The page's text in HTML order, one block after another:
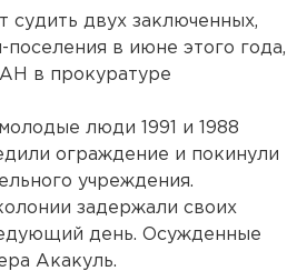
двух заключенных,
в июне этого года,
в прокуратуре
люди 1991 и 1988
ограждение и покинули
учреждения.
задержали своих
день. Осужденные
Акакуль.